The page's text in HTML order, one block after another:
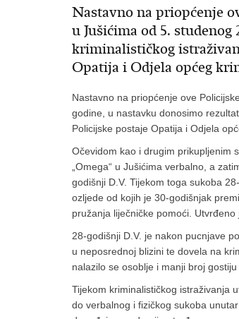
Nastavno na priopćenje
u Jušićima od 5.
kriminalističkog
Opatija i Odjela općeg
Nastavno na priopćenje ove
godine, u nastavku donosimo
Policijske postaje Opatija i Odjela
Očevidom kao i drugim prikupljenim
„Omega“ u Jušićima verbalno, a
godišnji D.V. Tijekom toga sukoba
ozljede od kojih je 30-godišnjak
pružanja liječničke pomoći.
28-godišnji D.V. je nakon pucnjave
u neposrednoj blizini te dovela na
nalazilo se osoblje i manji broj
Tijekom kriminalističkog istraživanja
do verbalnog i fizičkog sukoba